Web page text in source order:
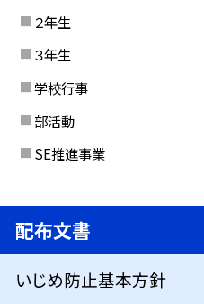
２年生
３年生
学校行事
部活動
SE推進事業
配布文書
いじめ防止基本方針